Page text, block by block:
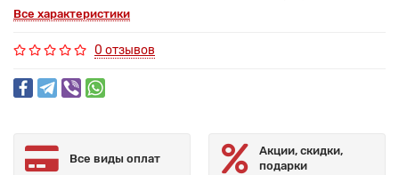
Все характеристики
0 отзывов
Все виды оплат
Акции, скидки,
подарки